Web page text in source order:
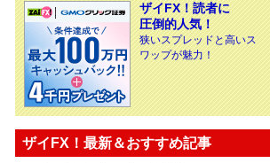
ザイFX！読者に
圧倒的人気！
狭いスプレッドと高いス
ワップが魅力！
ザイFX！最新＆おすすめ記事